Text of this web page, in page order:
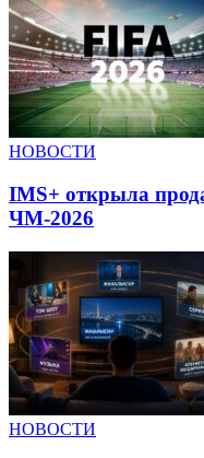
НОВОСТИ
IMS+ открыла
ЧМ-2026
НОВОСТИ